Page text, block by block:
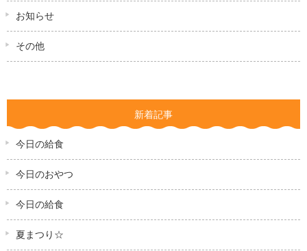
お知らせ
その他
新着記事
今日の給食
今日のおやつ
今日の給食
夏まつり☆